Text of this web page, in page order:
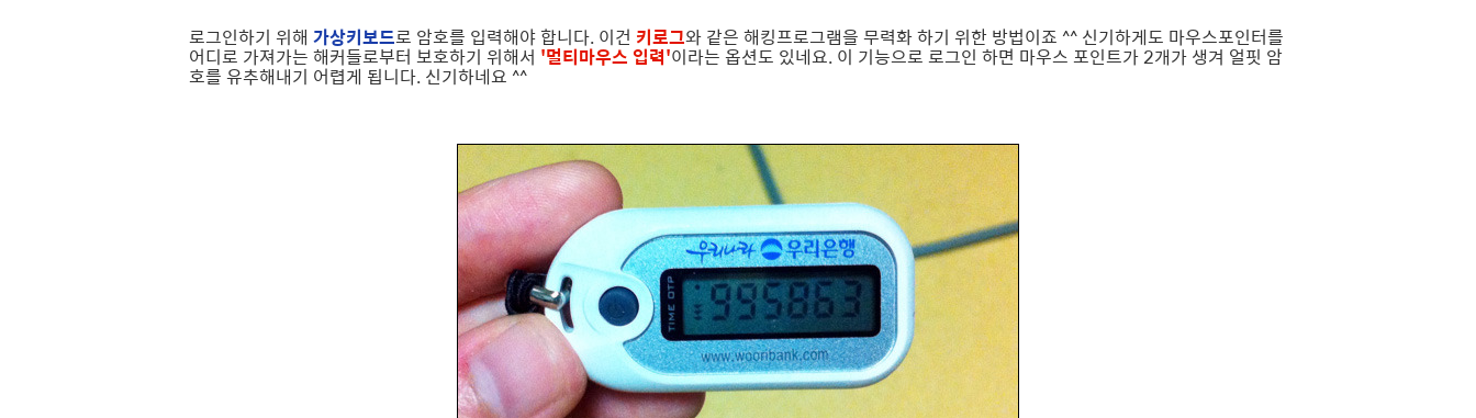
로그인하기 위해 가상키보드로 암호를 입력해야 합니다. 이건 키로그와 같은 해킹프로그램을 무력화 하기 위한 방법이죠 ^^ 신기하게도 마우스포인터를
어디로 가져가는 해커들로부터 보호하기 위해서 '멀티마우스 입력'이라는 옵션도 있네요. 이 기능으로 로그인 하면 마우스 포인트가 2개가 생겨 얼핏 암
호를 유추해내기 어렵게 됩니다. 신기하네요 ^^